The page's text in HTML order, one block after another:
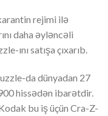
rejimi ilə
daha əyləncəli
ını satışa çıxarıb.
da dünyadan 27
hissədən ibarətdir.
bu iş üçün Cra-Z-